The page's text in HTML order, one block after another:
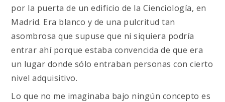
por la puerta de un edificio de la Cienciología, en
Madrid. Era blanco y de una pulcritud tan
asombrosa que supuse que ni siquiera podría
entrar ahí porque estaba convencida de que era
un lugar donde sólo entraban personas con cierto
nivel adquisitivo.
Lo que no me imaginaba bajo ningún concepto es